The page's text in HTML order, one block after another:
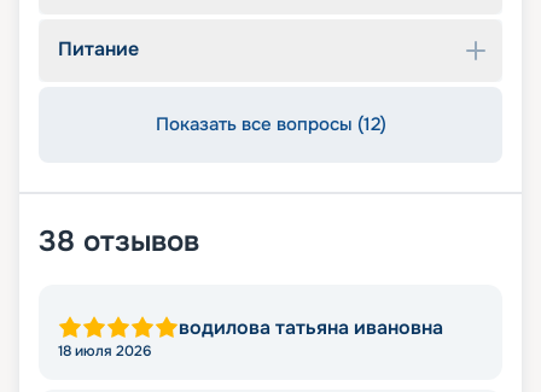
Питание
Показать все вопросы (12)
38 отзывов
водилова татьяна ивановна
18 июля 2026